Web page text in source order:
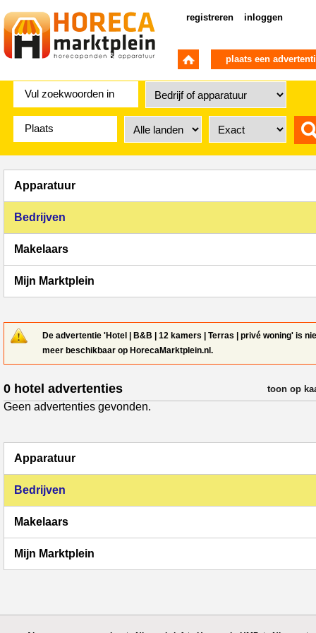
registreren inloggen
plaats een
Apparatuur
Bedrijven
Makelaars
Mijn Marktplein
De advertentie 'Hotel | B&B | 12 kamers | Terras | privé woning' is
meer beschikbaar op HorecaMarktplein.nl.
0 hotel advertenties verfijn
toon op
Geen advertenties gevonden.
Apparatuur
Bedrijven
Makelaars
Mijn Marktplein